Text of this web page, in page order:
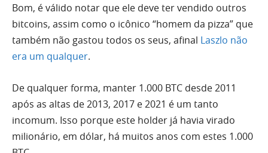
Bom, é válido notar que ele deve ter vendido outros
bitcoins, assim como o icônico “homem da pizza” que
também não gastou todos os seus, afinal Laszlo não
era um qualquer.
De qualquer forma, manter 1.000 BTC desde 2011
após as altas de 2013, 2017 e 2021 é um tanto
incomum. Isso porque este holder já havia virado
milionário, em dólar, há muitos anos com estes 1.000